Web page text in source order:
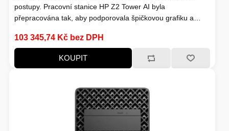
BAZAR
BAZAR
NAPÁJECÍ ZDROJ
KONVERTORY
ŽEHLIČKY
postupy. Pracovní stanice HP Z2 Tower AI byla
přepracována tak, aby podporovala špičkovou grafiku a
rychlé modelování, simulace a vykreslování. Užívejte si
snadnou rozšiřitelnost a upgrady v případě potřeby.
103 345,74 Kč bez DPH
KOUPIT